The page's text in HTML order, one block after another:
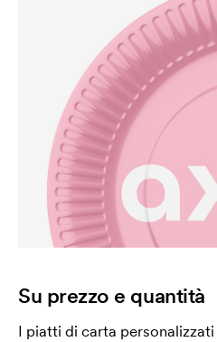
Su prezzo e quantità
I piatti di carta